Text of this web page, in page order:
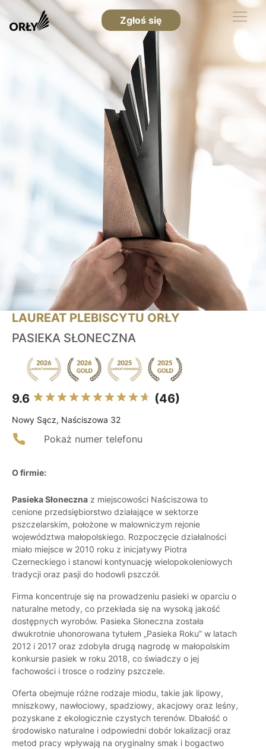
Zgłoś się
LAUREAT PLEBISCYTU ORŁY
PASIEKA SŁONECZNA
9.6 (46)
Nowy Sącz, Naściszowa 32
Pokaż numer telefonu
O firmie:
Pasieka Słoneczna z miejscowości Naściszowa to
cenione przedsiębiorstwo działające w sektorze
pszczelarskim, położone w malowniczym rejonie
województwa małopolskiego. Rozpoczęcie działalności
miało miejsce w 2010 roku z inicjatywy Piotra
Czerneckiego i stanowi kontynuację wielopokoleniowych
tradycji oraz pasji do hodowli pszczół.
Firma koncentruje się na prowadzeniu pasieki w oparciu o
naturalne metody, co przekłada się na wysoką jakość
dostępnych wyrobów. Pasieka Słoneczna została
dwukrotnie uhonorowana tytułem „Pasieka Roku” w latach
2012 i 2017 oraz zdobyła drugą nagrodę w małopolskim
konkursie pasiek w roku 2018, co świadczy o jej
fachowości i trosce o rodziny pszczele.
Oferta obejmuje różne rodzaje miodu, takie jak lipowy,
mniszkowy, nawłociowy, spadziowy, akacjowy oraz leśny,
pozyskane z ekologicznie czystych terenów. Dbałość o
środowisko naturalne i odpowiedni dobór lokalizacji oraz
metod pracy wpływają na oryginalny smak i bogactwo